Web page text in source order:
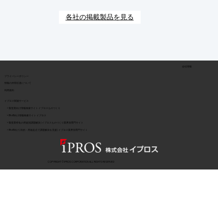
各社の掲載製品を見る
​情報の外部伝達について
会社情報
COPYRIGHT © IPROS CORPORATION ALL RIGHTS RESERVED
イプロス関連サービス
> 製造業向け情報検索サイト イプロスものづくり
> BtoB向け | 目的・用途起点で課題解決を支援 | イプロス業界別専門サイト
> BtoB向け情報検索サイト イプロス
> 製造業特化の用途別課題解決 | イプロスものづくり業界別専門サイト